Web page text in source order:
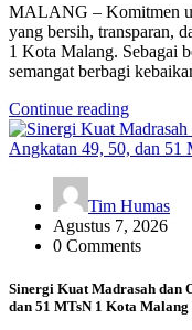
MALANG – Komitmen
yang bersih, transparan,
1 Kota Malang. Sebagai
semangat berbagi
Continue reading
Tim Humas
Agustus 7, 2026
0 Comments
Sinergi Kuat Madrasah dan
dan 51 MTsN 1 Kota